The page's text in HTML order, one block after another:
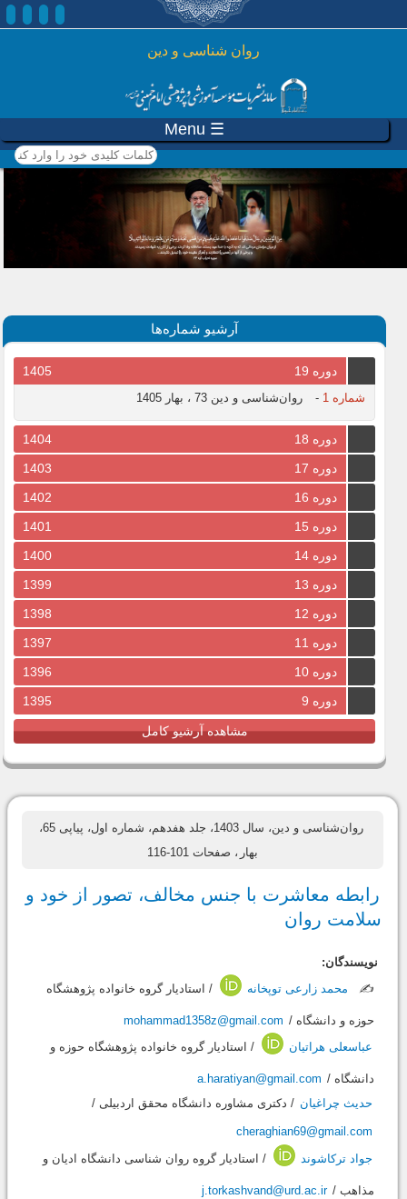
رفتن به محتوای اصلی
روان شناسی و دين
☰ Menu
کلمات کلیدی خود را وارد
کنید
آرشیو شماره‌ها
دوره 19 1405
شماره 1 - روان‌شناسی و دین 73 ، بهار 1405
دوره 18
1404
دوره 17
1403
دوره 16
1402
دوره 15
1401
دوره 14
1400
دوره 13
1399
دوره 12
1398
دوره 11
1397
دوره 10
1396
دوره 9
1395
مشاهده آرشیو کامل
روان‌شناسی و دین، سال 1403، جلد هفدهم، شماره اول، پیاپی 65،
بهار ، صفحات 101-116
رابطه معاشرت با جنس مخالف، تصور از خود و
سلامت روان
نویسندگان:
✍️
محمد زارعی توپخانه / استادیار گروه خانواده پژوهشگاه
حوزه و دانشگاه / mohammad1358z@gmail.com
عباسعلی هراتیان
/ استادیار گروه خانواده پژوهشگاه حوزه و
دانشگاه / a.haratiyan@gmail.com
حدیث چراغیان / دکتری مشاوره دانشگاه محقق اردبیلی /
cheraghian69@gmail.com
جواد ترکاشوند
/ استادیار گروه روان شناسی دانشگاه ادیان و
مذاهب / j.torkashvand@urd.ac.ir